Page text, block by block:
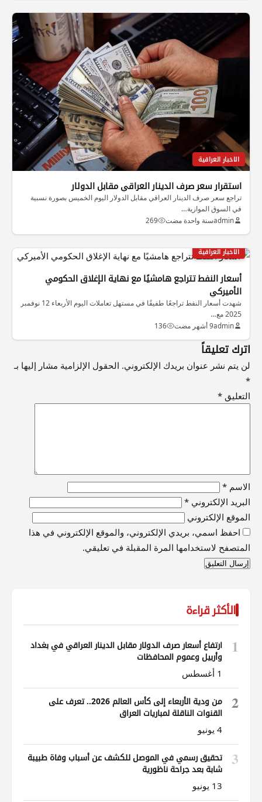
الاخبار العراقية
استقرار سعر صرف الدينار العراقي مقابل الدولار
تراجع سعر صرف الدينار العراقي مقابل الدولار اليوم الخميس بصورة نسبية
في السوق الموازية…
adminسنة واحدة مضت 269
الاخبار العراقية
أسعار النفط تتراجع هامشيًا مع نهاية الإغلاق الحكومي
الأميركي
شهدت أسعار النفط تراجعًا طفيفًا في مستهل تعاملات اليوم الأربعاء 12 نوفمبر
2025 مع…
admin9 أشهر مضت 136
اترك تعليقاً
لن يتم نشر عنوان بريدك الإلكتروني. الحقول الإلزامية مشار إليها بـ
*
التعليق *
الاسم *
البريد الإلكتروني *
الموقع الإلكتروني
احفظ اسمي، بريدي الإلكتروني، والموقع الإلكتروني في هذا
المتصفح لاستخدامها المرة المقبلة في تعليقي.
الأكثر قراءة
1
ارتفاع أسعار صرف الدولار مقابل الدينار العراقي في بغداد
وأربيل وعموم المحافظات
1 أغسطس
2
من ودية الأربعاء إلى كأس العالم 2026.. تعرف على
القنوات الناقلة لمباريات العراق
4 يونيو
3
تحقيق رسمي في الموصل للكشف عن أسباب وفاة طبيبة
شابة بعد جراحة ناظورية
13 يونيو